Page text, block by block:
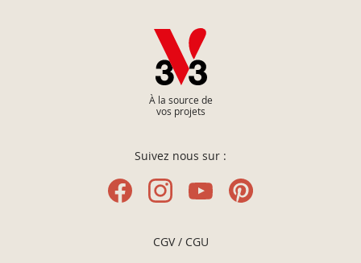
À la source de
vos projets
Suivez nous sur :
CGV / CGU